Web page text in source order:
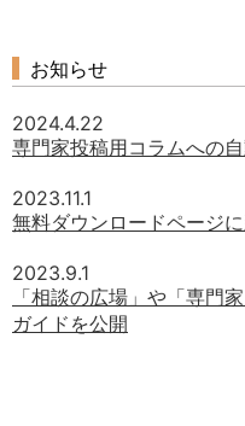
お知らせ
2024.4.22
専門家投稿用コラムへの
2023.11.1
無料ダウンロードページ
2023.9.1
「相談の広場」や「専門
ガイドを公開